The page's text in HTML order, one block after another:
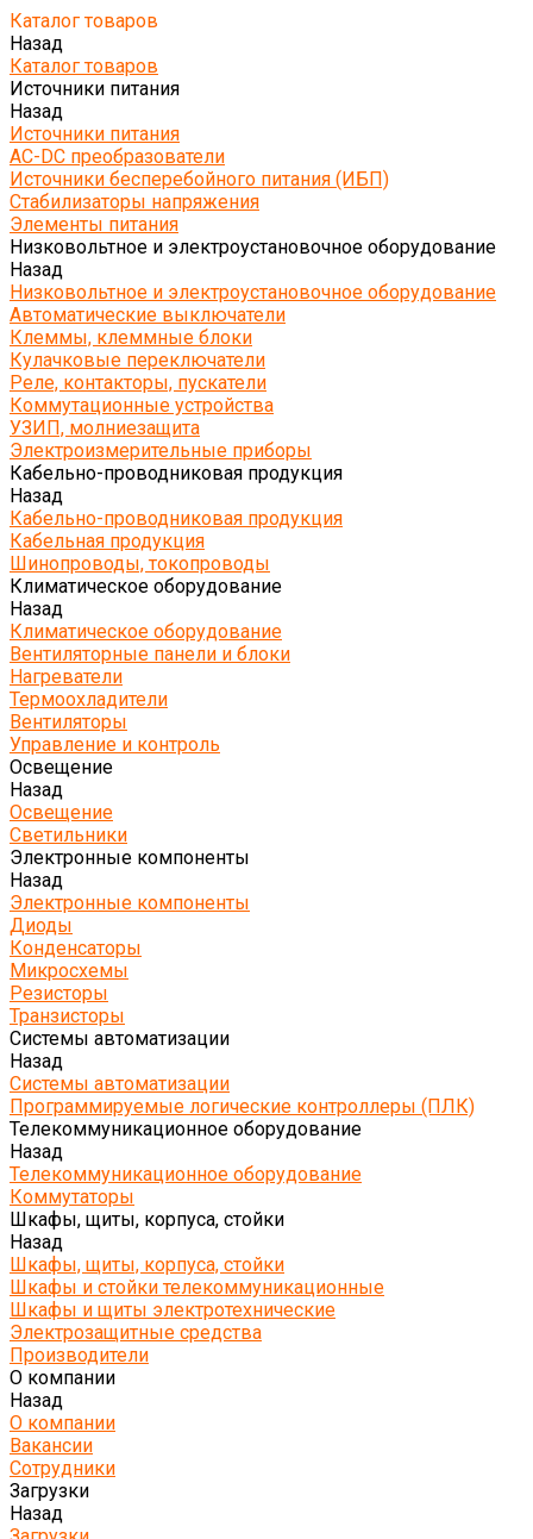
Каталог товаров
Назад
Каталог товаров
Источники питания
Назад
Источники питания
AC-DC преобразователи
Источники бесперебойного питания (ИБП)
Стабилизаторы напряжения
Элементы питания
Низковольтное и электроустановочное оборудование
Назад
Низковольтное и электроустановочное оборудование
Автоматические выключатели
Клеммы, клеммные блоки
Кулачковые переключатели
Реле, контакторы, пускатели
Коммутационные устройства
УЗИП, молниезащита
Электроизмерительные приборы
Кабельно-проводниковая продукция
Назад
Кабельно-проводниковая продукция
Кабельная продукция
Шинопроводы, токопроводы
Климатическое оборудование
Назад
Климатическое оборудование
Вентиляторные панели и блоки
Нагреватели
Термоохладители
Вентиляторы
Управление и контроль
Освещение
Назад
Освещение
Светильники
Электронные компоненты
Назад
Электронные компоненты
Диоды
Конденсаторы
Микросхемы
Резисторы
Транзисторы
Системы автоматизации
Назад
Системы автоматизации
Программируемые логические контроллеры (ПЛК)
Телекоммуникационное оборудование
Назад
Телекоммуникационное оборудование
Коммутаторы
Шкафы, щиты, корпуса, стойки
Назад
Шкафы, щиты, корпуса, стойки
Шкафы и стойки телекоммуникационные
Шкафы и щиты электротехнические
Электрозащитные средства
Производители
О компании
Назад
О компании
Вакансии
Сотрудники
Загрузки
Назад